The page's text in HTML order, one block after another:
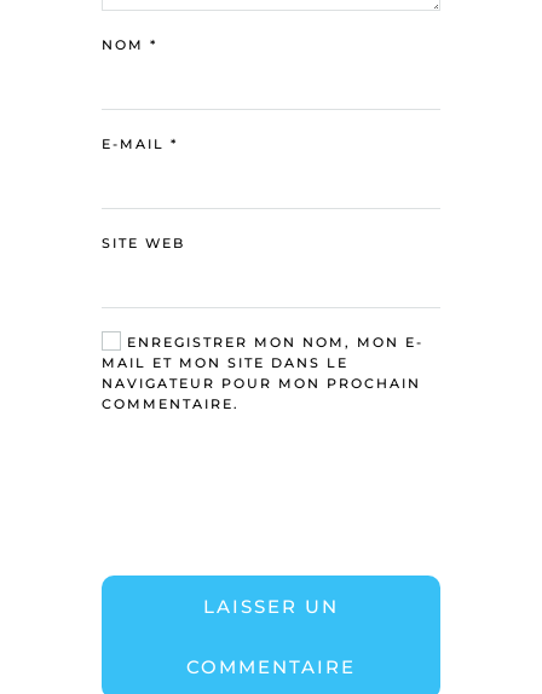
NOM *
E-MAIL *
SITE WEB
ENREGISTRER MON NOM, MON E-
MAIL ET MON SITE DANS LE
NAVIGATEUR POUR MON PROCHAIN
COMMENTAIRE.
LAISSER UN
COMMENTAIRE